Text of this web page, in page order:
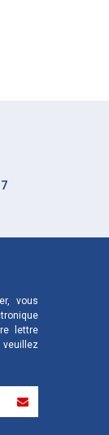
vous
lettre
veuillez